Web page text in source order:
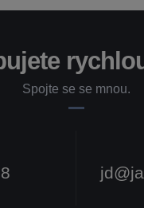
Spojte se se mnou.